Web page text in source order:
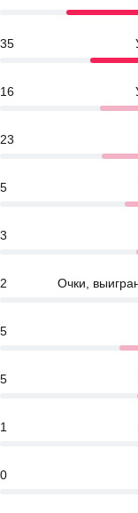
35
16
23
5
3
2 Очки,
5
5
1
0